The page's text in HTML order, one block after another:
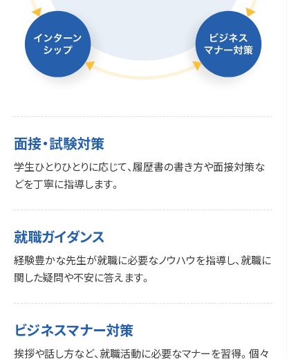
面接・試験対策
学生ひとりひとりに応じて、履歴書の書き方や面接対策な
どを丁寧に指導します。
就職ガイダンス
経験豊かな先生が就職に必要なノウハウを指導し、就職に
関した疑問や不安に答えます。
ビジネスマナー対策
挨拶や話し方など、就職活動に必要なマナーを習得。個々